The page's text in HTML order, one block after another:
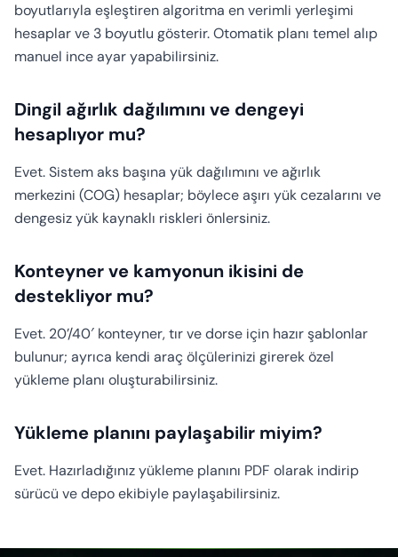
boyutlarıyla eşleştiren algoritma en verimli yerleşimi
hesaplar ve 3 boyutlu gösterir. Otomatik planı temel alıp
manuel ince ayar yapabilirsiniz.
Dingil ağırlık dağılımını ve dengeyi
hesaplıyor mu?
Evet. Sistem aks başına yük dağılımını ve ağırlık
merkezini (COG) hesaplar; böylece aşırı yük cezalarını ve
dengesiz yük kaynaklı riskleri önlersiniz.
Konteyner ve kamyonun ikisini de
destekliyor mu?
Evet. 20’/40′ konteyner, tır ve dorse için hazır şablonlar
bulunur; ayrıca kendi araç ölçülerinizi girerek özel
yükleme planı oluşturabilirsiniz.
Yükleme planını paylaşabilir miyim?
Evet. Hazırladığınız yükleme planını PDF olarak indirip
sürücü ve depo ekibiyle paylaşabilirsiniz.